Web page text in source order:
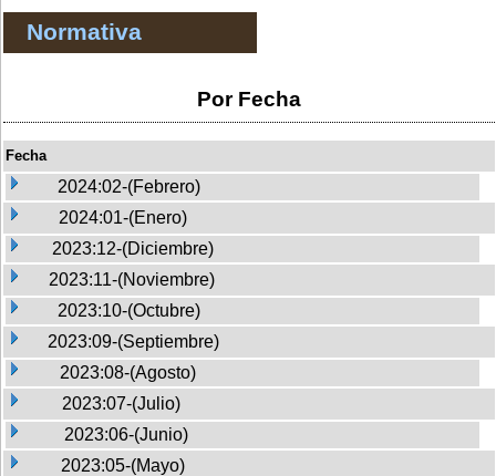
Normativa
Por Fecha
Fecha
2024:02-(Febrero)
2024:01-(Enero)
2023:12-(Diciembre)
2023:11-(Noviembre)
2023:10-(Octubre)
2023:09-(Septiembre)
2023:08-(Agosto)
2023:07-(Julio)
2023:06-(Junio)
2023:05-(Mayo)